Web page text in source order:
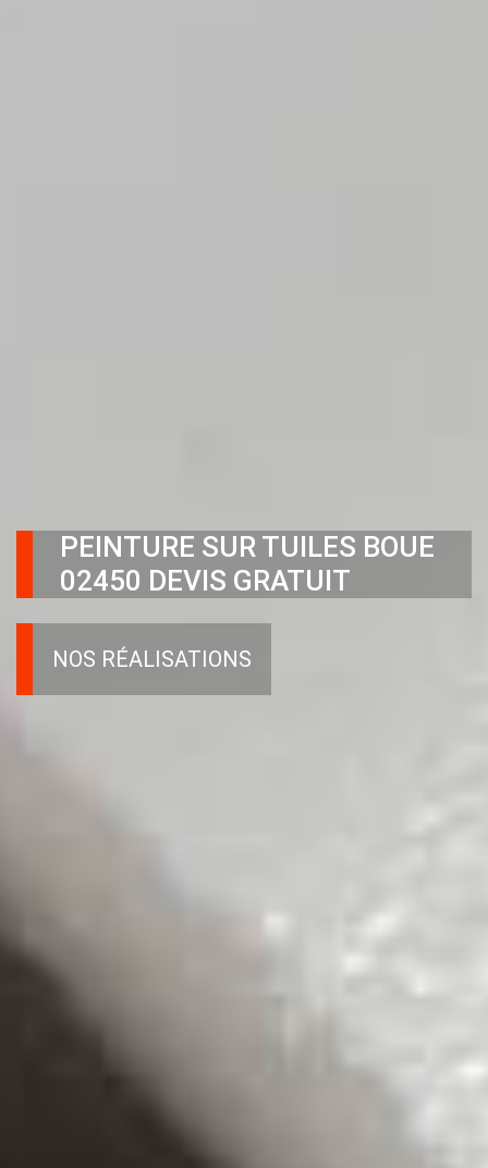
PEINTURE SUR TUILES BOUE
02450 DEVIS GRATUIT
NOS RÉALISATIONS